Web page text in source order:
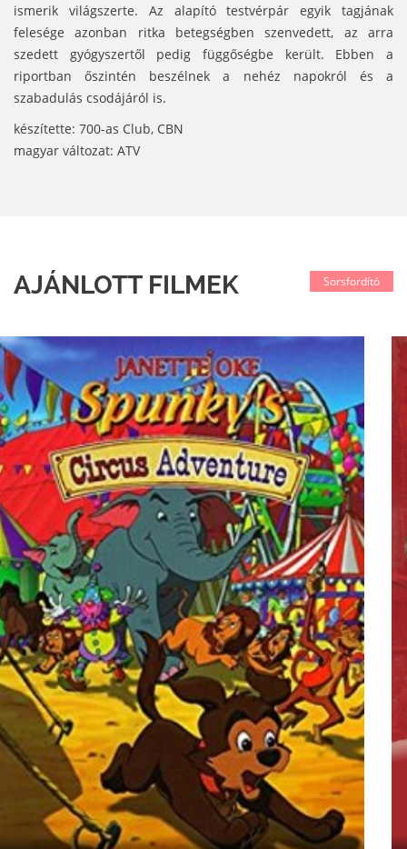
ismerik világszerte. Az alapító testvérpár egyik tagjának
felesége azonban ritka betegségben szenvedett, az arra
szedett gyógyszertől pedig függőségbe került. Ebben a
riportban őszintén beszélnek a nehéz napokról és a
szabadulás csodájáról is.
készítette: 700-as Club, CBN
magyar változat: ATV
AJÁNLOTT FILMEK Sorsfordító